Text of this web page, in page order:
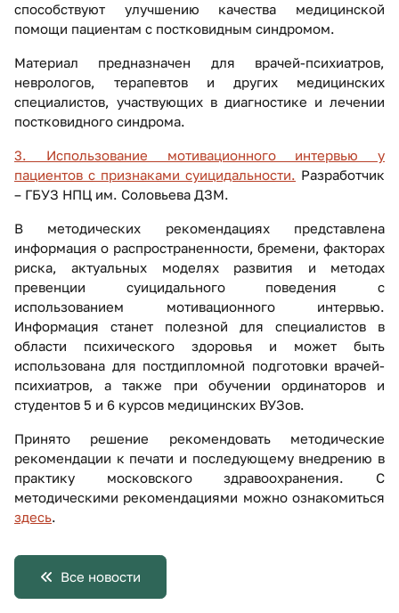
способствуют улучшению качества медицинской
помощи пациентам с постковидным синдромом.
Материал предназначен для врачей-психиатров,
неврологов, терапевтов и других медицинских
специалистов, участвующих в диагностике и лечении
постковидного синдрома.
3. Использование мотивационного интервью у
пациентов с признаками суицидальности. Разработчик
– ГБУЗ НПЦ им. Соловьева ДЗМ.
В методических рекомендациях представлена
информация о распространенности, бремени, факторах
риска, актуальных моделях развития и методах
превенции суицидального поведения с
использованием мотивационного интервью.
Информация станет полезной для специалистов в
области психического здоровья и может быть
использована для постдипломной подготовки врачей-
психиатров, а также при обучении ординаторов и
студентов 5 и 6 курсов медицинских ВУЗов.
Принято решение рекомендовать методические
рекомендации к печати и последующему внедрению в
практику московского здравоохранения. С
методическими рекомендациями можно ознакомиться
здесь.
Все новости